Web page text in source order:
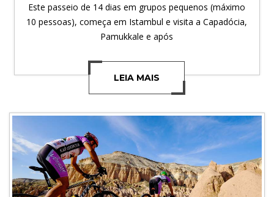
Este passeio de 14 dias em grupos pequenos (máximo
10 pessoas), começa em Istambul e visita a Capadócia,
Pamukkale e após
LEIA MAIS